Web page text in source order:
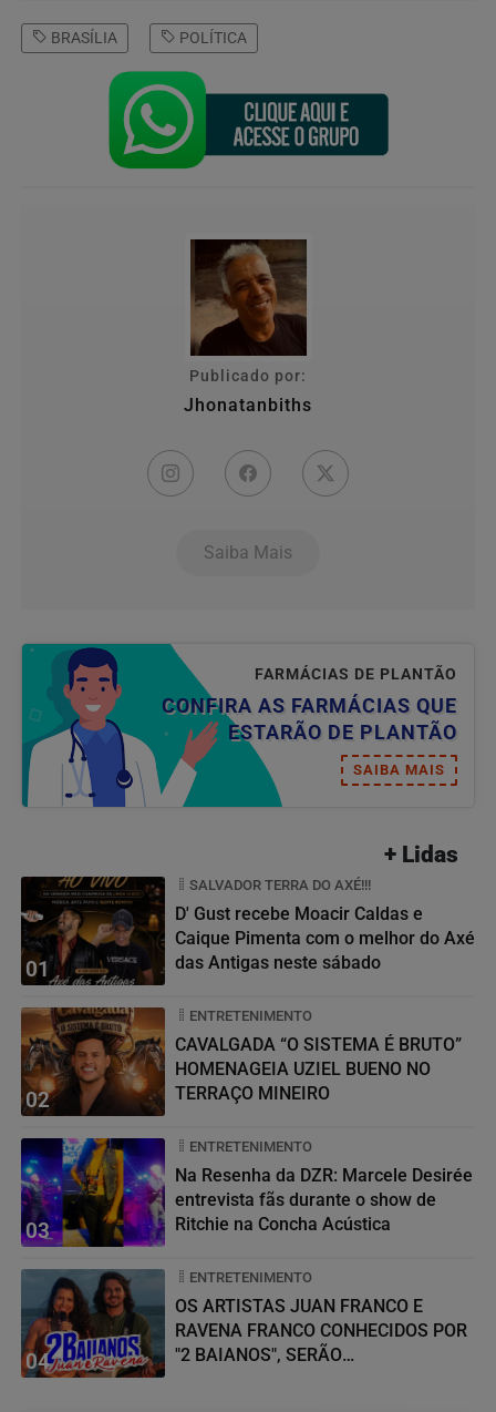
BRASÍLIA POLÍTICA
Publicado por:
Jhonatanbiths
Saiba Mais
FARMÁCIAS DE PLANTÃO
CONFIRA AS FARMÁCIAS QUE
ESTARÃO DE PLANTÃO
SAIBA MAIS
+ Lidas
01
SALVADOR TERRA DO AXÉ!!!
D' Gust recebe Moacir Caldas e
Caique Pimenta com o melhor do Axé
das Antigas neste sábado
02
ENTRETENIMENTO
CAVALGADA “O SISTEMA É BRUTO”
HOMENAGEIA UZIEL BUENO NO
TERRAÇO MINEIRO
03
ENTRETENIMENTO
Na Resenha da DZR: Marcele Desirée
entrevista fãs durante o show de
Ritchie na Concha Acústica
04
ENTRETENIMENTO
OS ARTISTAS JUAN FRANCO E
RAVENA FRANCO CONHECIDOS POR
"2 BAIANOS", SERÃO